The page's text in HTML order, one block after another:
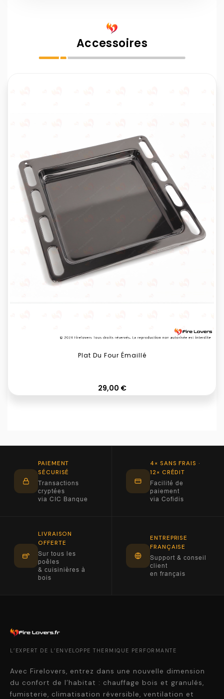
Accessoires
Plat Du Four Émaillé
29,00 €Prix
PAIEMENT
SÉCURISÉ
Transactions
cryptées
via CIC Banque
4× SANS FRAIS ·
12× CRÉDIT
Facilité de
paiement
via Cofidis
LIVRAISON
OFFERTE
Sur tous les
poêles
& cuisinières à
bois
ENTREPRISE
FRANÇAISE
Support & conseil
client
en français
L’EXPERT DE L’ENVELOPPE THERMIQUE PERFORMANTE
Avec Firelovers, entrez dans une nouvelle dimension
du confort de l’habitat : chauffage bois et granulés,
fumisterie, climatisation réversible, ventilation et